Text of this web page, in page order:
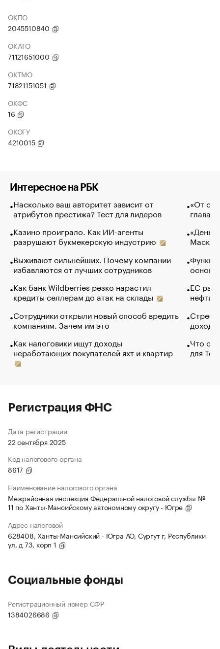
ОКПО
2045510840
ОКАТО
71121651000
ОКТМО
71821151051
ОКФС
16
ОКОГУ
4210015
Интересное на РБК
Насколько ваш авторитет зависит от
атрибутов престижа? Тест для лидеров
Казино проиграло. Как ИИ-агенты
разрушают букмекерскую индустрию
Выживают сильнейших. Почему компании
избавляются от лучших сотрудников
Как банк Wildberries резко нарастил
кредиты селлерам до атак на склады
Сотрудники открыли новый способ вредить
компаниям. Зачем им это
Как налоговики ищут доходы
неработающих покупателей яхт и квартир
«От
глава
Маск в
основ
ЕС
нефти
Что
для
Регистрация ФНС
Дата регистрации
22 сентября 2025
Код налогового органа
8617
Наименование налогового органа
Межрайонная инспекция Федеральной налоговой службы №
11 по Ханты-Мансийскому автономному округу - Югре
Адрес налоговой
628408, Ханты-Мансийский - Югра АО, Сургут г, Республики
ул, д 73, корп 1
Социальные фонды
Регистрационный номер СФР
1384026686